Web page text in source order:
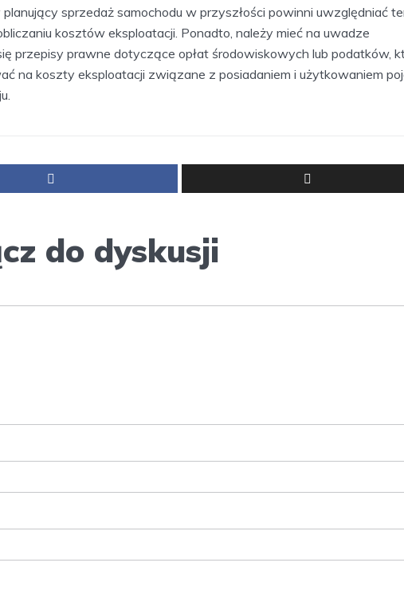
sprzedaż samochodu w przyszłości powinni uwzględniać
kosztów eksploatacji. Ponadto, należy mieć na uwadze
przepisy prawne dotyczące opłat środowiskowych lub podatków,
na koszty eksploatacji związane z posiadaniem i użytkowaniem
do dyskusji